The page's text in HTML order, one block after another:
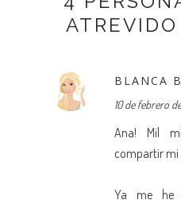
BLANCA
10 de febrero
Ana! Mil
compartir mi
Ya me he